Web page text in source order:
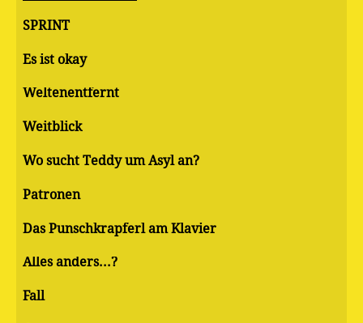
SPRINT
Es ist okay
Weltenentfernt
Weitblick
Wo sucht Teddy um Asyl an?
Patronen
Das Punschkrapferl am Klavier
Alles anders...?
Fall